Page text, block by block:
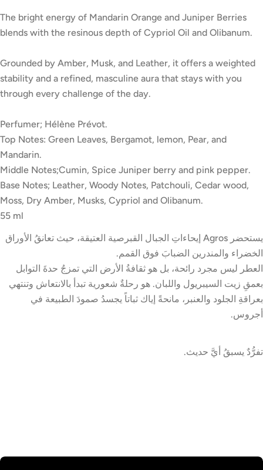
The bright energy of Mandarin Orange and Juniper Berries
blends with the resinous depth of Cypriol Oil and Olibanum.
Grounded by Amber, Musk, and Leather, it offers a weighted
stability and a refined, masculine aura that stays with you
through every challenge of the day.
Perfumer; Hélène Prévot.
Top Notes: Green Leaves, Bergamot, lemon, Pear, and
Mandarin.
Middle Notes;Cumin, Spice Juniper berry and pink pepper.
Base Notes; Leather, Woody Notes, Patchouli, Cedar wood,
Moss, Dry Amber, Musks, Cypriol and Olibanum.
55 ml
يستحضر Agros إيحاءاتِ الجبال القبرصية العتيقة، حيث تعانقُ الأوراق
الخضراء والمندرين الضبابَ فوق القمم.
العطر ليس مجرد رائحة، بل هو ثقافةُ الأرض التي تمزجُ حدةَ التوابل
بعمقِ زيت السيبريول واللبان. هو رحلةٌ شعورية تبدأ بالانتعاش وتنتهي
بعراقةِ الجلود والعنبر، مانحةً إياك ثباتاً يجسدُ صمودَ الطبيعة في
أجروس.
تفرُّدٌ يسبقُ أيَّ حديث.